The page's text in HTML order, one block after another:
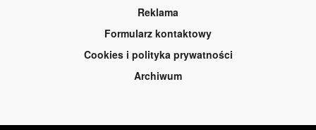
Reklama
Formularz kontaktowy
Cookies i polityka prywatności
Archiwum